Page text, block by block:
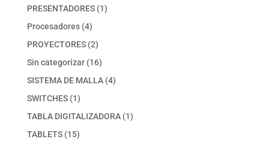
productos
PRESENTADORES 11
Procesadores 44
productos
PROYECTORES 22
productos
Sin categorizar 1616
productos
SISTEMA DE MALLA 44
SWITCHES 11
producto
TABLA DIGITALIZADORA 11
TABLETS 1515